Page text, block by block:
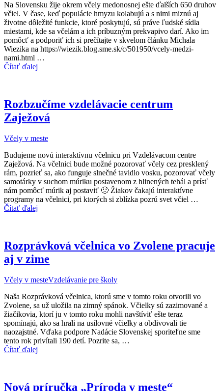
Na Slovensku žije okrem včely medonosnej ešte ďalších 650 druhov
včiel. V čase, keď populácie hmyzu kolabujú a s nimi miznú aj
životne dôležité funkcie, ktoré poskytujú, sú práve ľudské sídla
miestami, kde sa včelám a ich príbuzným prekvapivo darí. Ako im
pomôcť a podporiť ich si prečítajte v skvelom článku Michala
Wiezika na https://wiezik.blog.sme.sk/c/501950/vcely-medzi-
nami.html …
Čítať ďalej
Rozbzučíme vzdelávacie centrum
Zaježová
Včely v meste
Budujeme novú interaktívnu včelnicu pri Vzdelávacom centre
Zaježová. Na včelnici bude možné pozorovať včely cez presklený
rám, pozrieť sa, ako funguje slnečné tavidlo vosku, pozorovať včely
samotárky v suchom múriku postavenom z hlinených tehál a prísť
nám pomôcť múrik aj postaviť 🙂 Žiakov čakajú interaktívne
programy na včelnici, pri ktorých si zblízka pozrú svet včiel …
Čítať ďalej
Rozprávková včelnica vo Zvolene pracuje
aj v zime
Včely v mesteVzdelávanie pre školy
Naša Rozprávková včelnica, ktorú sme v tomto roku otvorili vo
Zvolene, sa už uložila na zimný spánok. Včielky sú zazimované a
žiačikovia, ktorí ju v tomto roku mohli navštíviť ešte teraz
spomínajú, ako sa hrali na usilovné včielky a obdivovali tie
naozajstné. Vďaka podpore Nadácie Slovenskej sporiteľne sme
tento rok privítali 190 detí. Pozrite sa, …
Čítať ďalej
Nová príručka „Príroda v meste“